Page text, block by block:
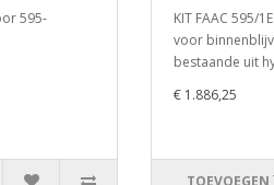
595-
KIT FAAC 595/
voor
bestaande uit
€ 1.886,25
TOEVOEGEN